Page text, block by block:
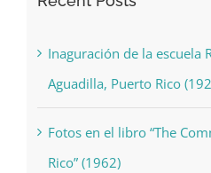
Inaguración de la escuela
Aguadilla, Puerto Rico
Fotos en el libro “The
Rico” (1962)